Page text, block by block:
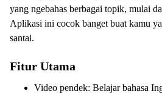
yang ngebahas berbagai topik, mulai
Aplikasi ini cocok banget buat kamu
santai.
Fitur Utama
Video pendek: Belajar bahasa